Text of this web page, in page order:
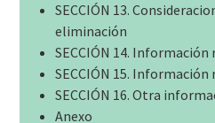
SECCIÓN 13.
eliminación
SECCIÓN 14.
SECCIÓN 15.
SECCIÓN 16. Otra
Anexo